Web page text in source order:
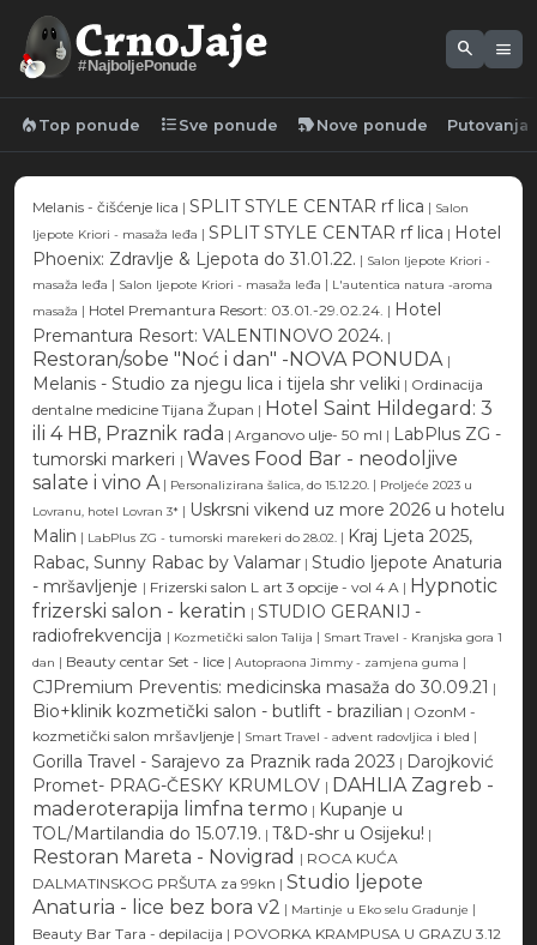
#NajboljePonude
search menu
local_fire_department Top ponude format_list_bulleted Sve ponude new_label Nove ponude Putovanja
Melanis - čišćenje lica | SPLIT STYLE CENTAR rf lica | Salon
ljepote Kriori - masaža leđa | SPLIT STYLE CENTAR rf lica | Hotel
Phoenix: Zdravlje & Ljepota do 31.01.22. | Salon ljepote Kriori -
masaža leđa | Salon ljepote Kriori - masaža leđa | L'autentica natura -aroma
masaža | Hotel Premantura Resort: 03.01.-29.02.24. | Hotel
Premantura Resort: VALENTINOVO 2024. |
Restoran/sobe "Noć i dan" -NOVA PONUDA |
Melanis - Studio za njegu lica i tijela shr veliki | Ordinacija
dentalne medicine Tijana Župan | Hotel Saint Hildegard: 3
ili 4 HB, Praznik rada | Arganovo ulje- 50 ml | LabPlus ZG -
tumorski markeri | Waves Food Bar - neodoljive
salate i vino A | Personalizirana šalica, do 15.12.20. | Proljeće 2023 u
Lovranu, hotel Lovran 3* | Uskrsni vikend uz more 2026 u hotelu
Malin | LabPlus ZG - tumorski marekeri do 28.02. | Kraj Ljeta 2025,
Rabac, Sunny Rabac by Valamar | Studio ljepote Anaturia
- mršavljenje | Frizerski salon L art 3 opcije - vol 4 A | Hypnotic
frizerski salon - keratin | STUDIO GERANIJ -
radiofrekvencija | Kozmetički salon Talija | Smart Travel - Kranjska gora 1
dan | Beauty centar Set - lice | Autopraona Jimmy - zamjena guma |
CJPremium Preventis: medicinska masaža do 30.09.21 |
Bio+klinik kozmetički salon - butlift - brazilian | OzonM -
kozmetički salon mršavljenje | Smart Travel - advent radovljica i bled |
Gorilla Travel - Sarajevo za Praznik rada 2023 | Darojković
Promet- PRAG-ČESKY KRUMLOV | DAHLIA Zagreb -
maderoterapija limfna termo | Kupanje u
TOL/Martilandia do 15.07.19. | T&D-shr u Osijeku! |
Restoran Mareta - Novigrad | ROCA KUĆA
DALMATINSKOG PRŠUTA za 99kn | Studio ljepote
Anaturia - lice bez bora v2 | Martinje u Eko selu Gradunje |
Beauty Bar Tara - depilacija | POVORKA KRAMPUSA U GRAZU 3.12